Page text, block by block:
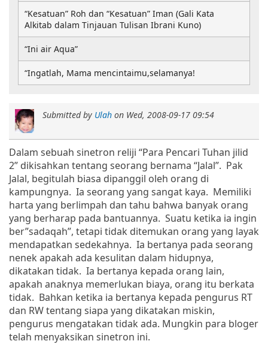
Submitted by Ulah on Wed, 2008-09-17 09:54
Dalam sebuah sinetron reliji “Para Pencari Tuhan jilid
2” dikisahkan tentang seorang bernama “Jalal”. Pak
Jalal, begitulah biasa dipanggil oleh orang di
kampungnya. Ia seorang yang sangat kaya. Memiliki
harta yang berlimpah dan tahu bahwa banyak orang
yang berharap pada bantuannya. Suatu ketika ia ingin
ber”sadaqah”, tetapi tidak ditemukan orang yang layak
mendapatkan sedekahnya. Ia bertanya pada seorang
nenek apakah ada kesulitan dalam hidupnya,
dikatakan tidak. Ia bertanya kepada orang lain,
apakah anaknya memerlukan biaya, orang itu berkata
tidak. Bahkan ketika ia bertanya kepada pengurus RT
dan RW tentang siapa yang dikatakan miskin,
pengurus mengatakan tidak ada. Mungkin para bloger
telah menyaksikan sinetron ini.
“Kesatuan” Roh dan “Kesatuan” Iman (Gali Kata
Alkitab dalam Tinjauan Tulisan Ibrani Kuno)
“Ini air Aqua”
“Ingatlah, Mama mencintaimu,selamanya!